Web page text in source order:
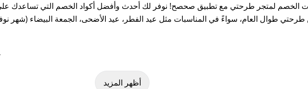
الخصم لمتجر طرحتي مع تطبيق صحصح! نوفر لك أحدث وأفضل أكواد الخصم التي تساعدك
طوال العام، سواءً في المناسبات مثل عيد الفطر، عيد الأضحى، الجمعة البيضاء (شهر
صحصح، يمكنك العثور بسهولة على كود خصم طرحتي. وفي حال عدم توفر الكوبون، تواصل معنا عبر
أظهر المزيد